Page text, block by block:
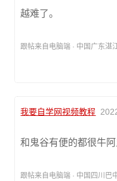
越难了。
跟帖来自电脑端 · 中国广东湛
我要自学网视频教程
和鬼谷有便的都很牛阿
跟帖来自电脑端 · 中国四川巴